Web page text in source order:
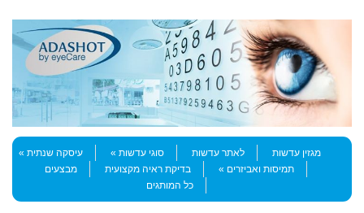
Menu
Skip to content
מגזין עדשות
לאתר עדשות סוגי עדשות
עיסקה שנתית
תמיסות ואביזרים
בדיקת ראיה מקצועית
מבצעים
כל המותגים